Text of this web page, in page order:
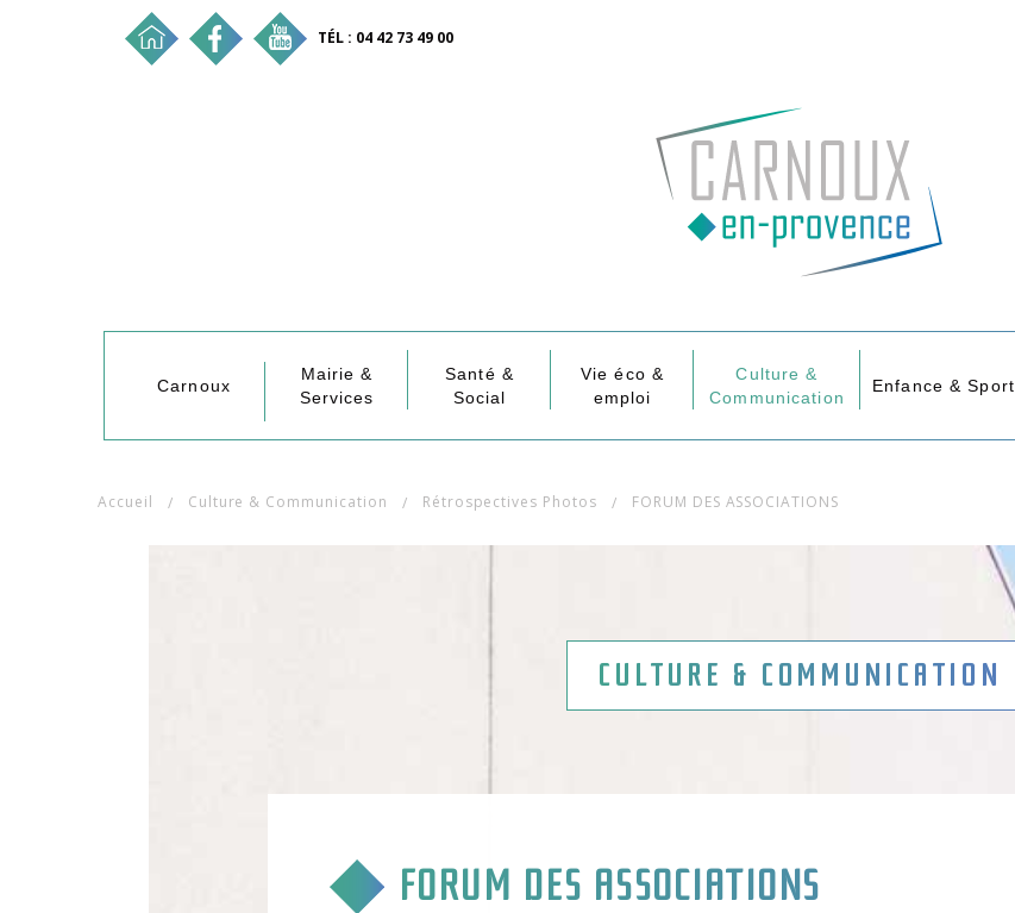
TÉL : 04 42 73 49 00
Carnoux
Mairie &
Services
Santé &
Social
Vie éco &
emploi
Culture &
Communication
Enfance & Sport
Accueil Culture & Communication Rétrospectives Photos FORUM DES ASSOCIATIONS
CULTURE & COMMUNICATION
FORUM DES ASSOCIATIONS